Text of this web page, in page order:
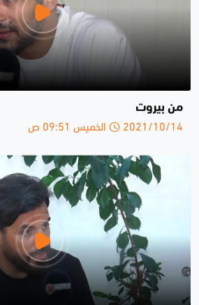
من بيروت
2021/10/14 الخميس 09:51 ص